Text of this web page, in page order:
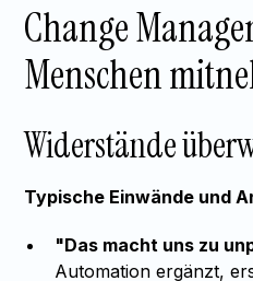
Change
Menschen
Widerstände
Typische Einwände und
"Das macht uns zu
Automation ergänzt,